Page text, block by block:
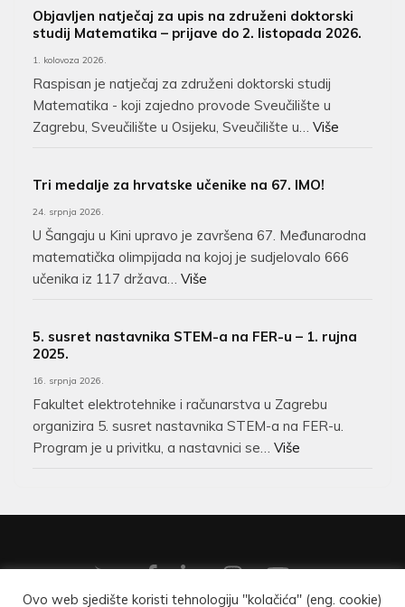
Objavljen natječaj za upis na združeni doktorski
studij Matematika – prijave do 2. listopada 2026.
1. kolovoza 2026.
Raspisan je natječaj za združeni doktorski studij
Matematika - koji zajedno provode Sveučilište u
Zagrebu, Sveučilište u Osijeku, Sveučilište u… Više
Tri medalje za hrvatske učenike na 67. IMO!
24. srpnja 2026.
U Šangaju u Kini upravo je završena 67. Međunarodna
matematička olimpijada na kojoj je sudjelovalo 666
učenika iz 117 država… Više
5. susret nastavnika STEM-a na FER-u – 1. rujna
2025.
16. srpnja 2026.
Fakultet elektrotehnike i računarstva u Zagrebu
organizira 5. susret nastavnika STEM-a na FER-u.
Program je u privitku, a nastavnici se… Više
Ovo web sjedište koristi tehnologiju "kolačića" (eng. cookie)